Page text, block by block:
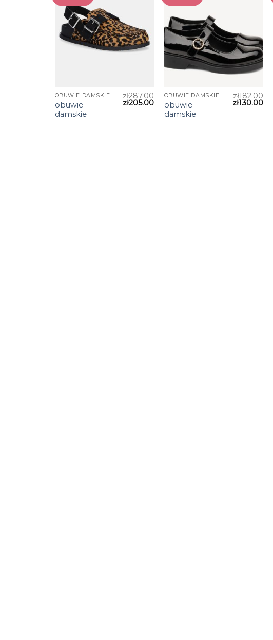
OBUWIE DAMSKIE
obuwie
damskie
zł287.00
zł205.00
OBUWIE DAMSKIE
obuwie
damskie
zł182.00
zł130.00